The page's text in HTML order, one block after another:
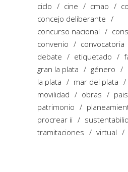
ciclo
cine cmao
concejo deliberante
concurso nacional
convenio
convocatoria
debate
etiquetado
gran la plata
género
la plata
mar del plata
movilidad
obras
patrimonio
procrear ii
tramitaciones
virtual